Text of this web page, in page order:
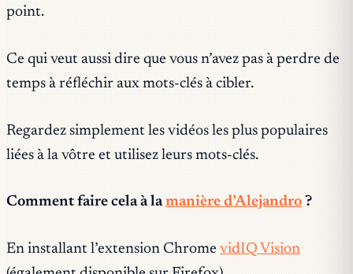
point.
Ce qui veut aussi dire que vous n’avez pas à perdre de
temps à réfléchir aux mots-clés à cibler.
Regardez simplement les vidéos les plus populaires
liées à la vôtre et utilisez leurs mots-clés.
Comment faire cela à lamanière d’Alejandro ?
En installant l’extension Chrome vidIQ Vision